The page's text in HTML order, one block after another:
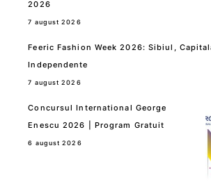
2026
7 august 2026
Feeric Fashion Week 2026: Sibiul,
Independente
7 august 2026
Concursul International George
Enescu 2026 | Program Gratuit
6 august 2026